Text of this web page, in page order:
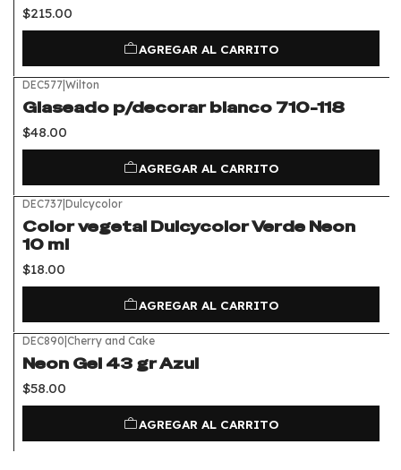
$215.00
AGREGAR AL CARRITO
DEC577| Wilton
Glaseado p/decorar blanco 710-118
$48.00
AGREGAR AL CARRITO
DEC737| Dulcycolor
Color vegetal Dulcycolor Verde Neon
10 ml
$18.00
AGREGAR AL CARRITO
DEC890 Cherry and Cake
Neon Gel 43 gr Azul
$58.00
AGREGAR AL CARRITO